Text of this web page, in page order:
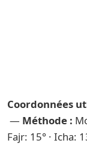
Coordonnées
— Méthode :
Fajr: 15° · Icha: